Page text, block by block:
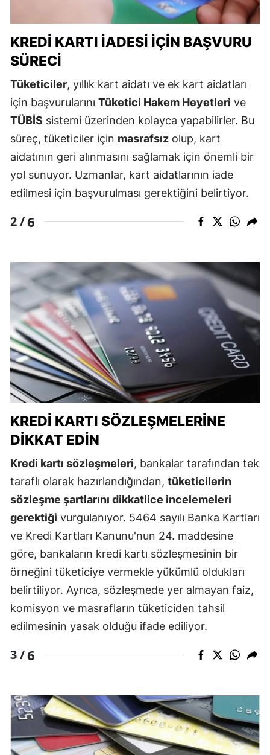
KREDI KARTI İADESI İÇIN BAŞVURU
SÜRECI
Tüketiciler, yıllık kart aidatı ve ek kart aidatları
için başvurularını Tüketici Hakem Heyetleri ve
TÜBİS sistemi üzerinden kolayca yapabilirler. Bu
süreç, tüketiciler için masrafsız olup, kart
aidatının geri alınmasını sağlamak için önemli bir
yol sunuyor. Uzmanlar, kart aidatlarının iade
edilmesi için başvurulması gerektiğini belirtiyor.
2 /6
KREDI KARTI SÖZLEŞMELERINE
DIKKAT EDIN
Kredi kartı sözleşmeleri, bankalar tarafından tek
taraflı olarak hazırlandığından, tüketicilerin
sözleşme şartlarını dikkatlice incelemeleri
gerektiği vurgulanıyor. 5464 sayılı Banka Kartları
ve Kredi Kartları Kanunu'nun 24. maddesine
göre, bankaların kredi kartı sözleşmesinin bir
örneğini tüketiciye vermekle yükümlü oldukları
belirtiliyor. Ayrıca, sözleşmede yer almayan faiz,
komisyon ve masrafların tüketiciden tahsil
edilmesinin yasak olduğu ifade ediliyor.
3 /6